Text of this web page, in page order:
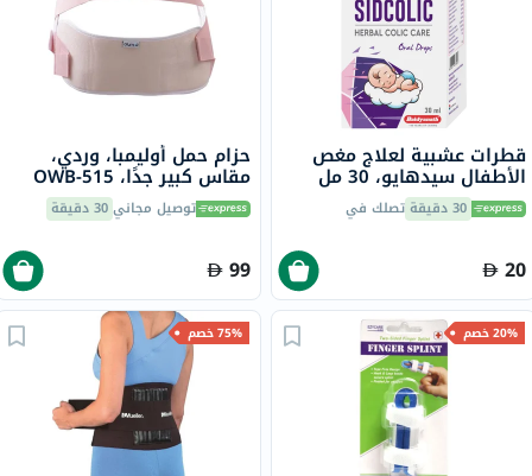
قطرات عشبية لعلاج مغص
الأطفال سيدهايو، 30 مل
30 دقيقة تصلك في
20
حزام حمل أوليمبا، وردي،
مقاس كبير جدًا، OWB-515
توصيل مجاني30 دقيقة
99
20% خصم 75% خصم